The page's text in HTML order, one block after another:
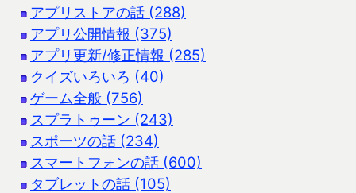
アプリストアの話 (288)
アプリ公開情報 (375)
アプリ更新/修正情報 (285)
クイズいろいろ (40)
ゲーム全般 (756)
スプラトゥーン (243)
スポーツの話 (234)
スマートフォンの話 (600)
タブレットの話 (105)